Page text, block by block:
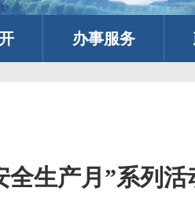
办事服务
全生产月”系列活